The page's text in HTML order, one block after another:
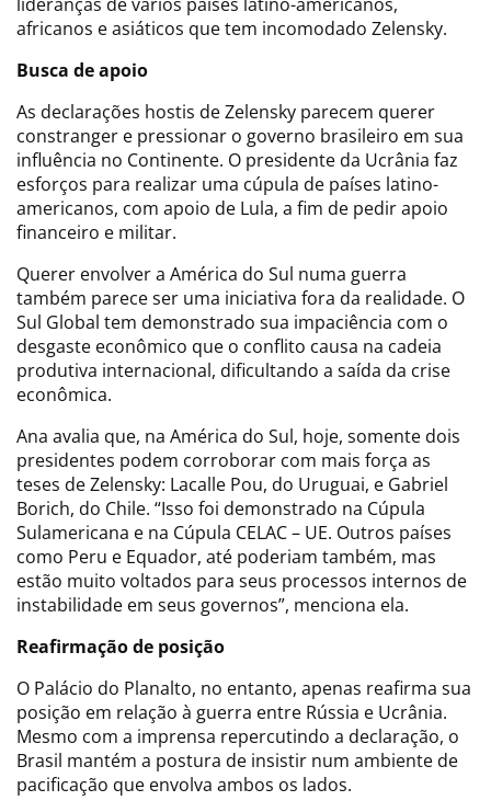
africanos e asiáticos que tem incomodado Zelensky.
Busca de apoio
As declarações hostis de Zelensky parecem querer
constranger e pressionar o governo brasileiro em sua
influência no Continente. O presidente da Ucrânia faz
esforços para realizar uma cúpula de países latino-
americanos, com apoio de Lula, a fim de pedir apoio
financeiro e militar.
Querer envolver a América do Sul numa guerra
também parece ser uma iniciativa fora da realidade. O
Sul Global tem demonstrado sua impaciência com o
desgaste econômico que o conflito causa na cadeia
produtiva internacional, dificultando a saída da crise
econômica.
Ana avalia que, na América do Sul, hoje, somente dois
presidentes podem corroborar com mais força as
teses de Zelensky: Lacalle Pou, do Uruguai, e Gabriel
Borich, do Chile. “Isso foi demonstrado na Cúpula
Sulamericana e na Cúpula CELAC – UE. Outros países
como Peru e Equador, até poderiam também, mas
estão muito voltados para seus processos internos de
instabilidade em seus governos”, menciona ela.
Reafirmação de posição
O Palácio do Planalto, no entanto, apenas reafirma sua
posição em relação à guerra entre Rússia e Ucrânia.
Mesmo com a imprensa repercutindo a declaração, o
Brasil mantém a postura de insistir num ambiente de
pacificação que envolva ambos os lados.